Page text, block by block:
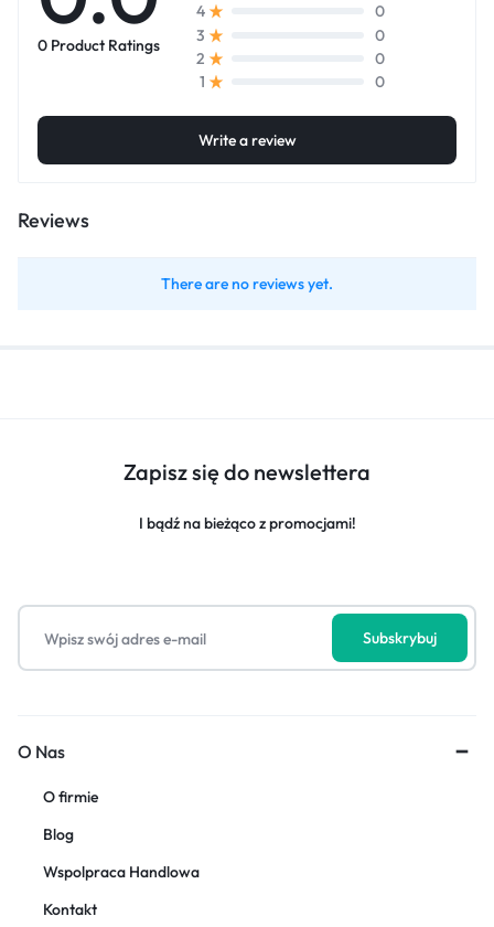
0 Product Ratings
4
0
3
0
2
0
1
0
Write a review
Reviews
There are no reviews yet.
Zapisz się do newslettera
I bądź na bieżąco z promocjami!
O Nas
O firmie
Blog
Wspolpraca Handlowa
Kontakt